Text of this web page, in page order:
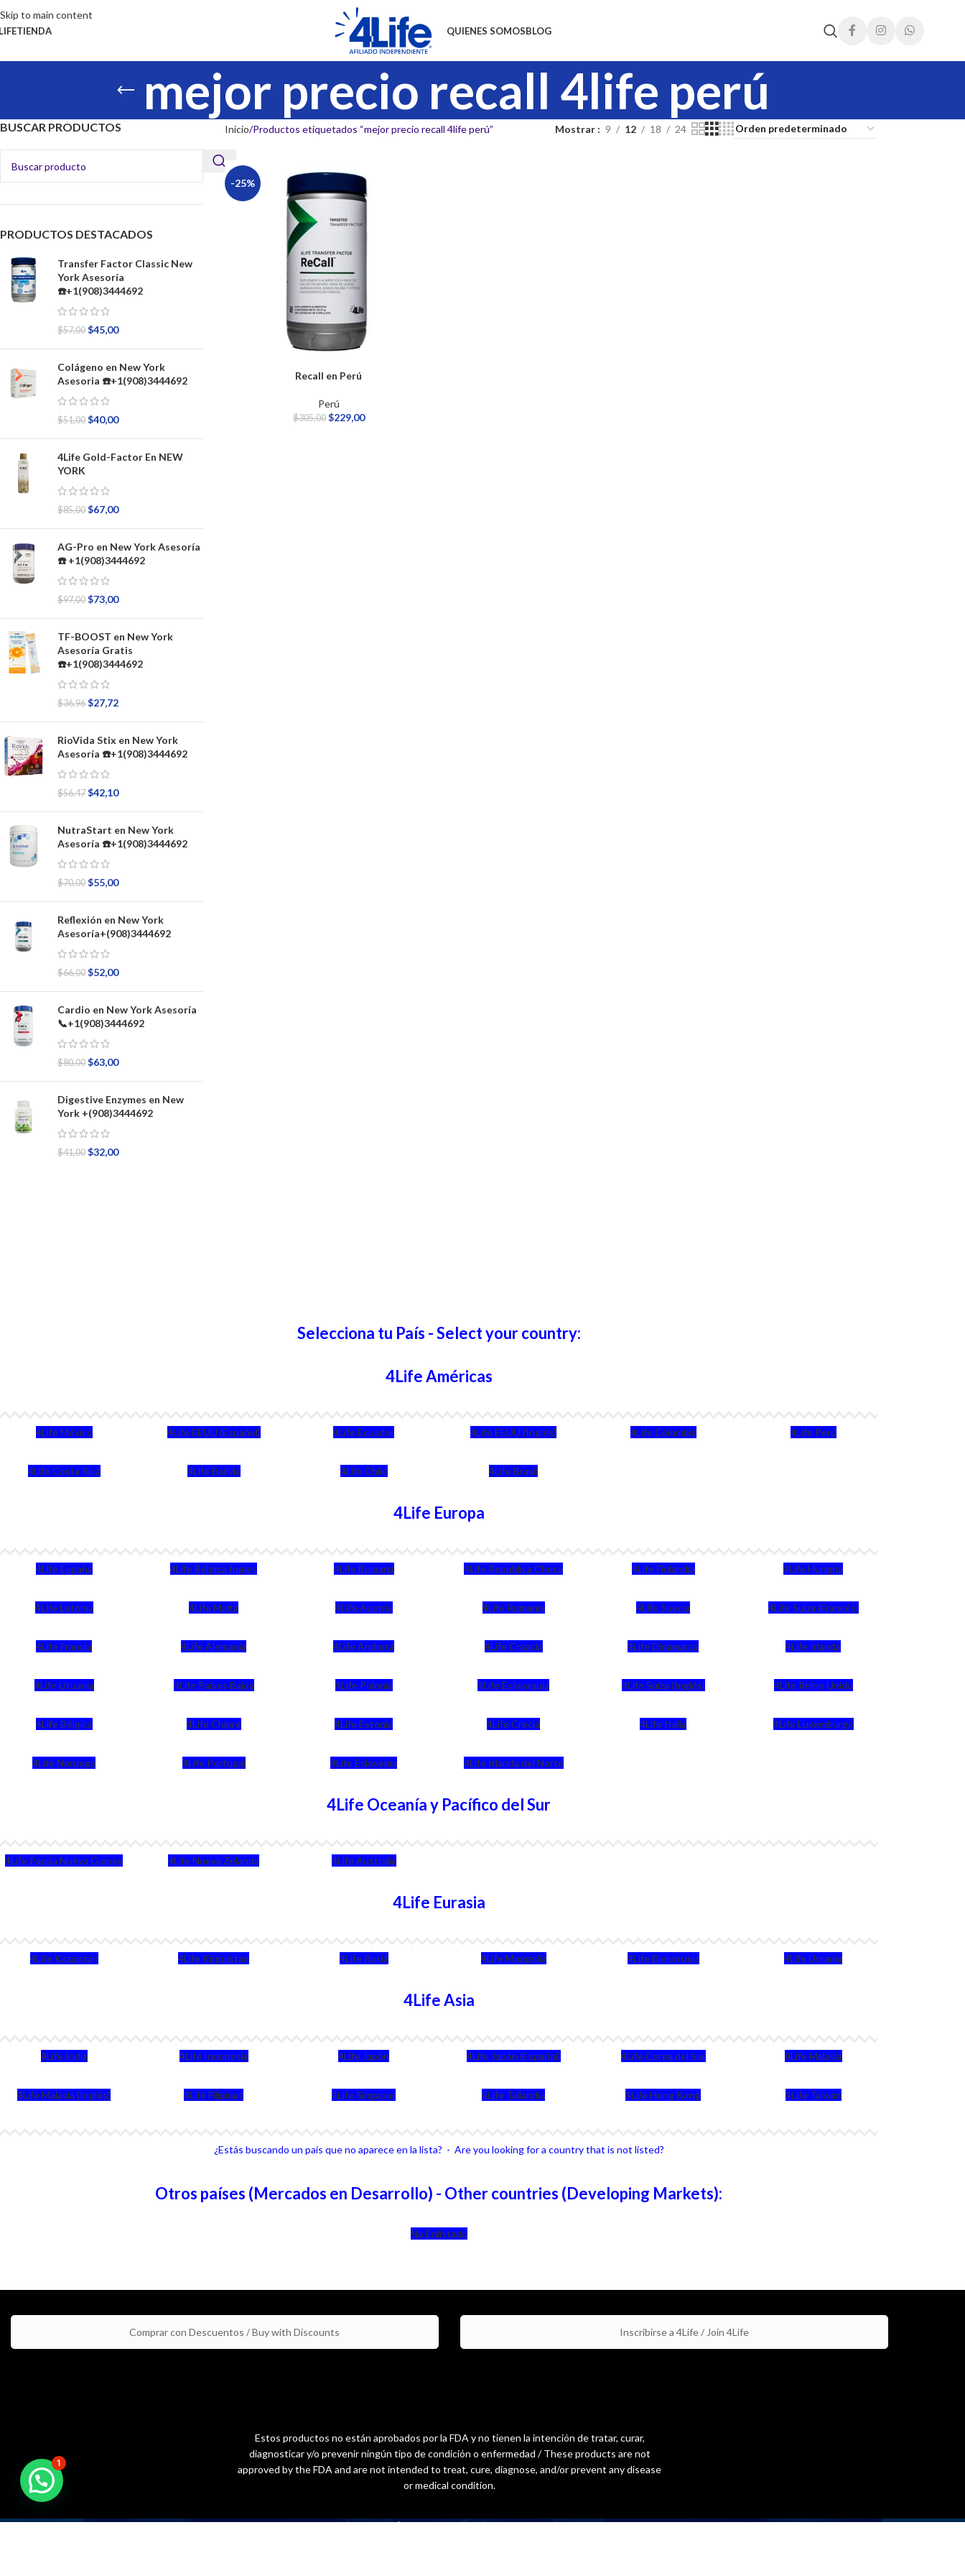
Skip to main content
TIENDA QUIENES SOMOSBLOG
mejor precio recall 4life perú
BUSCAR PRODUCTOS
PRODUCTOS DESTACADOS
Transfer Factor Classic New
York Asesoría
☎️+1(908)3444692
$57,00 $45,00
Colágeno en New York
Asesoria ☎️+1(908)3444692
$51,00 $40,00
4Life Gold-Factor En NEW
YORK
$85,00 $67,00
AG-Pro en New York Asesoría
☎️ +1(908)3444692
$97,00 $73,00
TF-BOOST en New York
Asesoría Gratis
☎️+1(908)3444692
$36,96 $27,72
RioVida Stix en New York
Asesoría ☎️+1(908)3444692
$56,47 $42,10
NutraStart en New York
Asesoría ☎️+1(908)3444692
$70,00 $55,00
Reflexión en New York
Asesoría+(908)3444692
$66,00 $52,00
Cardio en New York Asesoría
📞+1(908)3444692
$80,00 $63,00
Digestive Enzymes en New
York +(908)3444692
$41,00 $32,00
Inicio Productos etiquetados “mejor precio recall 4life perú” Mostrar 9 12 18 24
-25%
Recall en Perú
Perú
$305,00 $229,00
Selecciona tu País - Select your country:
4Life Américas
4Life México 4Life EEUU (Español) 4Life Ecuador 4Life EEUU (Inglés) 4Life Colombia 4Life Perú
4Life Costa Rica 4Life Bolivia 4Life Chile 4Life Brasil
4Life Europa
4Life España 4Life Bélgica Ingles 4Life Bulgaria 4Life República Checa 4Life Finlandia 4Life Hungria
4Life Letonia 4Life Malta 4Life Austria 4Life Rumania 4Life Suecia 4Life Suiza (Francés)
4Life Francia 4Life Alemania 4Life Andorra 4Life Croacia 4Life Dinamarca 4Life Irlanda
4Life Lituania 4Life Paises Bajos 4Life Polonia 4Life Eslovaquia 4Life Suiza (Inglés) 4Life Reino Unido
4Life Bélgica 4Life Chipre 4Life Estonia 4Life Crecia 4Life Italia 4Life Luxemburgo
4Life Noruega 4Life Portugal 4Life Eslovenia 4Life Irlanda del Norte
4Life Oceanía y Pacífico del Sur
4Life Papúa Nueva Guinea 4Life Nueva Zelanda 4Life Australia
4Life Eurasia
4Life Kazajstán 4Life Kirguistán 4Life Rusia 4Life Mongolia 4Life Bielorrusia 4Life Ucrania
4Life Asia
4Life India 4Life Indonesia 4Life Japón 4Life Japón (Español) 4Life Corea del Sur 4Life Malasia
4Life Malasia (Inglés) 4Life Filipinas 4Life Singapur 4Life Tailandia 4Life Hong Kong 4Life Taiwán
¿Estás buscando un país que no aparece en la lista? - Are you looking for a country that is not listed?
Otros países (Mercados en Desarrollo) - Other countries (Developing Markets):
No Enlistado
Comprar con Descuentos / Buy with Discounts Inscribirse a 4Life / Join 4Life
Estos productos no están aprobados por la FDA y no tienen la intención de tratar, curar,
diagnosticar y/o prevenir ningún tipo de condición o enfermedad / These products are not
approved by the FDA and are not intended to treat, cure, diagnose, and/or prevent any disease
or medical condition.
1